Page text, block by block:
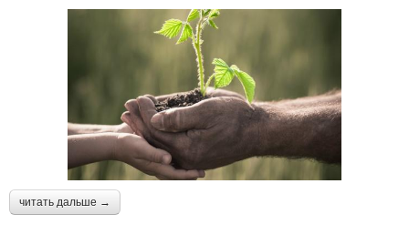
читать дальше →